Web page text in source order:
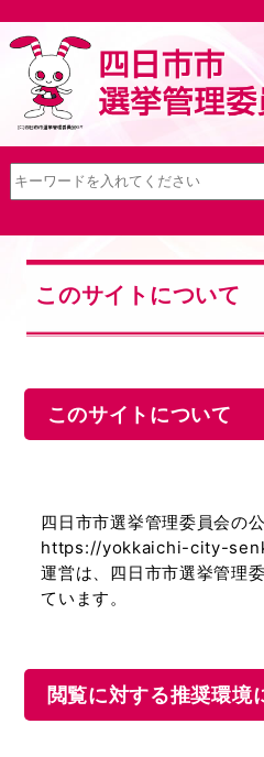
このサイトについて
このサイトについて
四日市市選挙管理委員会の
https://yokkaichi-city-
運営は、四日市市選挙管理
ています。
閲覧に対する推奨環境